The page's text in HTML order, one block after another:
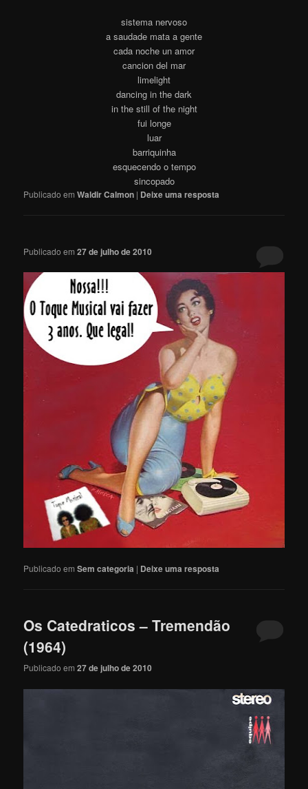
sistema nervoso
a saudade mata a gente
cada noche un amor
cancion del mar
limelight
dancing in the dark
in the still of the night
fui longe
luar
barriquinha
esquecendo o tempo
sincopado
Publicado em Waldir Calmon | Deixe uma resposta
Publicado em27 de julho de 2010
Publicado em Sem categoria | Deixe uma resposta
Os Catedraticos – Tremendão
(1964)
Publicado em27 de julho de 2010